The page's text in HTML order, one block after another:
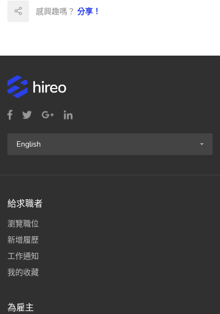
感興趣嗎？ 分享！
English
給求職者
瀏覽職位
新增履歷
工作通知
我的收藏
為雇主